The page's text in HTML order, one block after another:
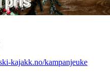
kajakk.no/kampanjeuke